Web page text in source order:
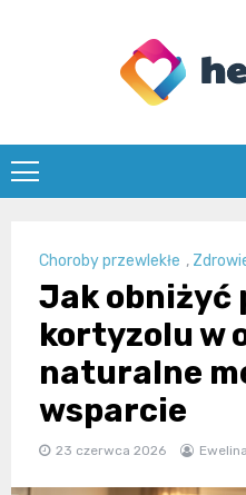
Choroby przewlekłe ,
Jak obniżyć
kortyzolu w
naturalne
wsparcie
23 czerwca 2026